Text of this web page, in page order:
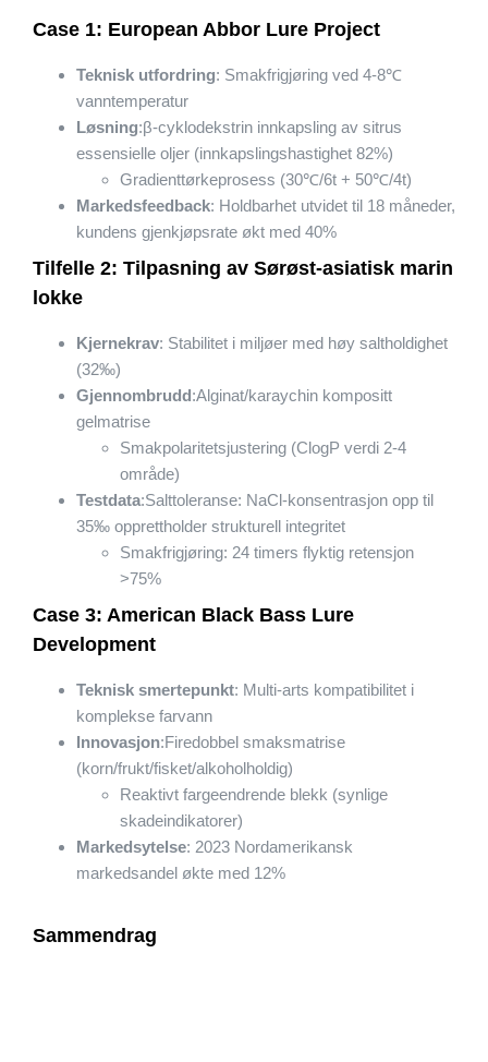
Case 1: European Abbor Lure Project
Teknisk utfordring: Smakfrigjøring ved 4-8℃
vanntemperatur
Løsning:β-cyklodekstrin innkapsling av sitrus
essensielle oljer (innkapslingshastighet 82%)
Gradienttørkeprosess (30℃/6t + 50℃/4t)
Markedsfeedback: Holdbarhet utvidet til 18 måneder,
kundens gjenkjøpsrate økt med 40%
Tilfelle 2: Tilpasning av Sørøst-asiatisk marin
lokke
Kjernekrav: Stabilitet i miljøer med høy saltholdighet
(32‰)
Gjennombrudd:Alginat/karaychin kompositt
gelmatrise
Smakpolaritetsjustering (ClogP verdi 2-4
område)
Testdata:Salttoleranse: NaCl-konsentrasjon opp til
35‰ opprettholder strukturell integritet
Smakfrigjøring: 24 timers flyktig retensjon
>75%
Case 3: American Black Bass Lure
Development
Teknisk smertepunkt: Multi-arts kompatibilitet i
komplekse farvann
Innovasjon:Firedobbel smaksmatrise
(korn/frukt/fisket/alkoholholdig)
Reaktivt fargeendrende blekk (synlige
skadeindikatorer)
Markedsytelse: 2023 Nordamerikansk
markedsandel økte med 12%
Sammendrag